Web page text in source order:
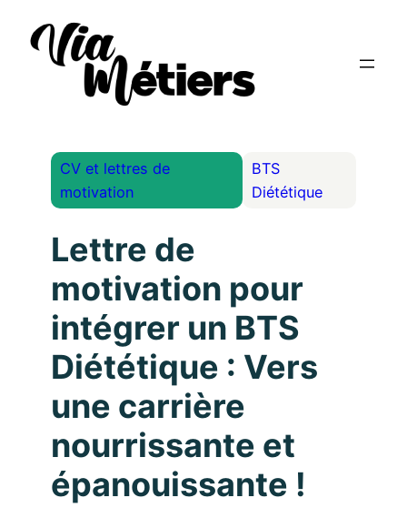
CV et lettres de
motivation
BTS
Diététique
Lettre de
motivation pour
intégrer un BTS
Diététique : Vers
une carrière
nourrissante et
épanouissante !